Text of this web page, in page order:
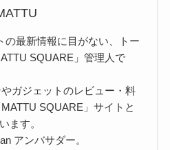
の最新情報に目がない、トー
SQUARE」管理人で
ガジェットのレビュー・料
SQUARE」サイトと
ます。
アンバサダー。